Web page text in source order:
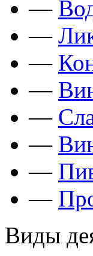
—
—
—
—
—
—
—
—
Виды